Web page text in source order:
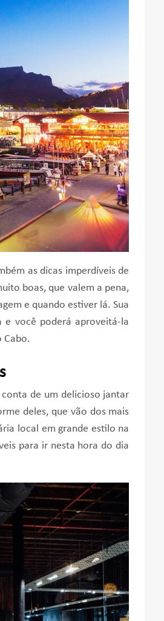
as dicas imperdíveis de
boas, que valem a pena,
e quando estiver lá. Sua
e você poderá aproveitá-la
Cabo.
de um delicioso jantar
deles, que vão dos mais
local em grande estilo na
para ir nesta hora do dia